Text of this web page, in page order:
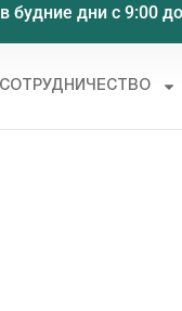
будние дни с 9:00
СОТРУДНИЧЕСТВО